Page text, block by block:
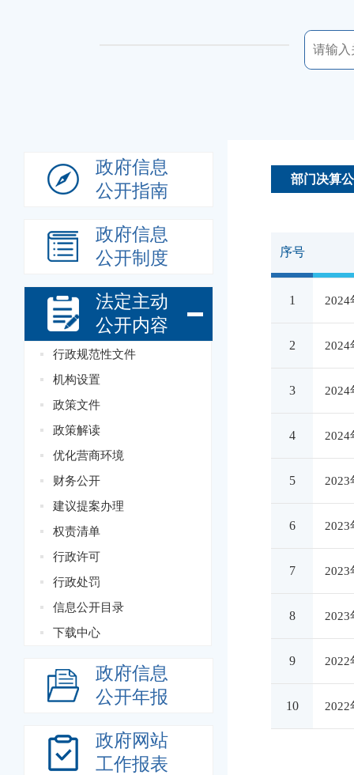
政府信息
公开指南
政府信息
公开制度
法定主动
公开内容
行政规范性文件
机构设置
政策文件
政策解读
优化营商环境
财务公开
建议提案办理
权责清单
行政许可
行政处罚
信息公开目录
下载中心
政府信息
公开年报
政府网站
工作报表
部门决算
序号
1
2
3
4
5
6
7
8
9
10